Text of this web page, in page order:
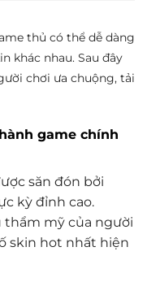
thủ có thể dễ dàng
khác nhau. Sau đây
chơi ưa chuộng, tải
game chính
săn đón bởi
kỳ đỉnh cao.
thẩm mỹ của người
skin hot nhất hiện